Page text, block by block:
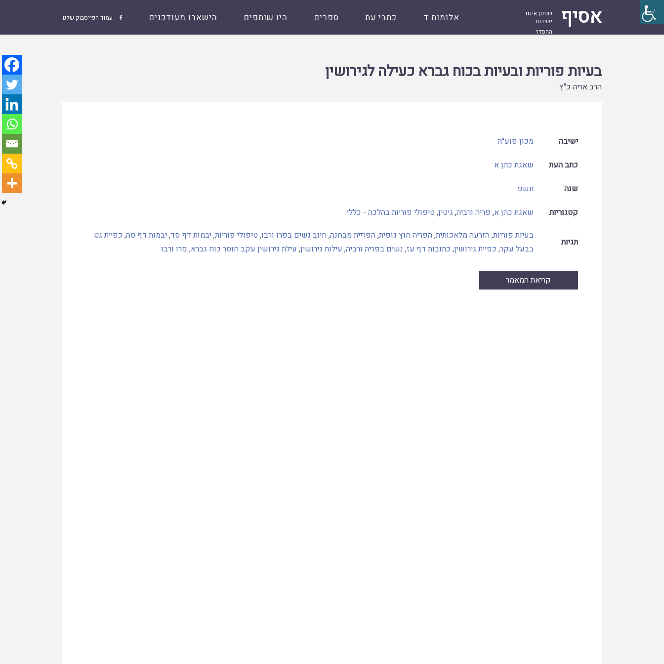
אסיף
שנתון איגוד
ישיבות
ההסדר
 עמוד הפייסבוק שלנו אלומות ד כתבי עת ספרים היו שותפים הישארו מעודכנים
בעיות פוריות ובעיות בכוח גברא כעילה לגירושין
הרב אריה כ"ץ
ישיבה
מכון פוע"ה
כתב העת
שאגת כהן א
שנה
תשפ
קטגוריות
שאגת כהן א, פריה ורביה, גיטין, טיפולי פוריות בהלכה - כללי
תגיות
בעיות פוריות, הזרעה מלאכותית, הפריה חוץ גופית, הפריית מבחנה, חיוב נשים בפרו ורבו, טיפולי פוריות,יבמות דף סד,יבמות דף סה, כפיית גט
בבעל עקר, כפיית גירושין, כתובות דף עז, נשים בפריה ורביה, עילות גירושין, עילת גירושין עקב חוסר כוח גברא, פרו ורבו
קריאת המאמר